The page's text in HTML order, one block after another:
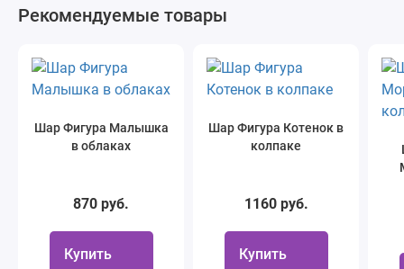
Рекомендуемые товары
Шар Фигура Малышка
в облаках
870 руб.
Купить
Шар Фигура Котенок в
колпаке
1160 руб.
Купить